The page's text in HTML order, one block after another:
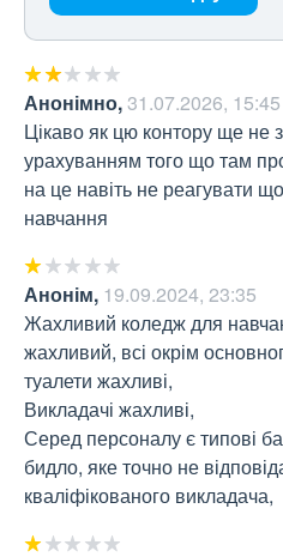
Анонімно,31.07.2026, 15:45
Цікаво як цю контору ще не
урахуванням того що там
на це навіть не реагувати
навчання
Анонім, 19.09.2024, 23:35
Жахливий коледж для
жахливий, всі окрім
туалети жахливі,
Викладачі жахливі,
Серед персоналу є типові
бидло, яке точно не
кваліфікованого викладача,